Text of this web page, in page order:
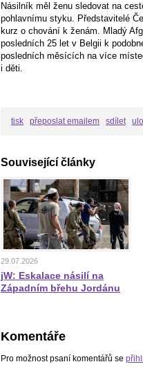
Násilník měl ženu sledovat na
pohlavnímu styku. Představitelé
kurz o chování k ženám. Mladý
posledních 25 let v Belgii k
posledních měsících na více
i děti.
tisk přeposlat emailem sdílet
Související články
29.07.2026
jW: Eskalace násilí na
Západním břehu Jordánu
Komentáře
Pro možnost psaní komentářů se